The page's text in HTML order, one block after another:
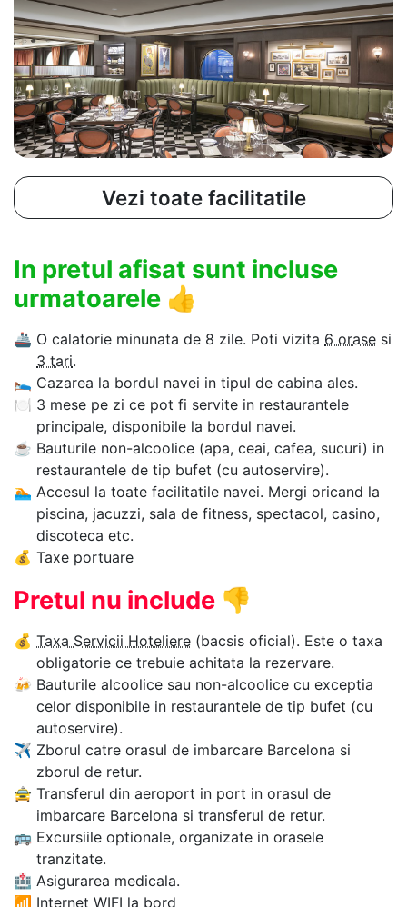
Vezi toate facilitatile
In pretul afisat sunt incluse
urmatoarele 👍
🚢 O calatorie minunata de 8 zile. Poti vizita 6 orase si
3 tari.
🛌 Cazarea la bordul navei in tipul de cabina ales.
🍽 3 mese pe zi ce pot fi servite in restaurantele
principale, disponibile la bordul navei.
☕ Bauturile non-alcoolice (apa, ceai, cafea, sucuri) in
restaurantele de tip bufet (cu autoservire).
🏊‍ Accesul la toate facilitatile navei. Mergi oricand la
piscina, jacuzzi, sala de fitness, spectacol, casino,
discoteca etc.
💰 Taxe portuare
Pretul nu include 👎
💰 Taxa Servicii Hoteliere (bacsis oficial). Este o taxa
obligatorie ce trebuie achitata la rezervare.
🍻 Bauturile alcoolice sau non-alcoolice cu exceptia
celor disponibile in restaurantele de tip bufet (cu
autoservire).
✈ Zborul catre orasul de imbarcare Barcelona si
zborul de retur.
🚖 Transferul din aeroport in port in orasul de
imbarcare Barcelona si transferul de retur.
🚌 Excursiile optionale, organizate in orasele
tranzitate.
🏥 Asigurarea medicala.
📶 Internet WIFI la bord